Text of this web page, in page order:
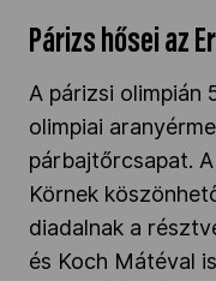
Los Angeles
MOB
Párizs hősei az
A párizsi olimpián
olimpiai
párbajtőrcsapat.
Körnek
diadalnak a
és Koch Mátéval